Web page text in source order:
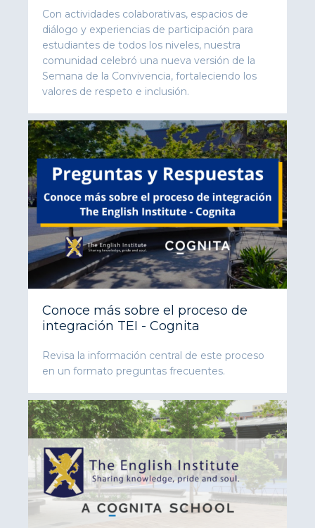
Con actividades colaborativas, espacios de
diálogo y experiencias de participación para
estudiantes de todos los niveles, nuestra
comunidad celebró una nueva versión de la
Semana de la Convivencia, fortaleciendo los
valores de respeto e inclusión.
Conoce más sobre el proceso de
integración TEI - Cognita
Revisa la información central de este proceso
en un formato preguntas frecuentes.